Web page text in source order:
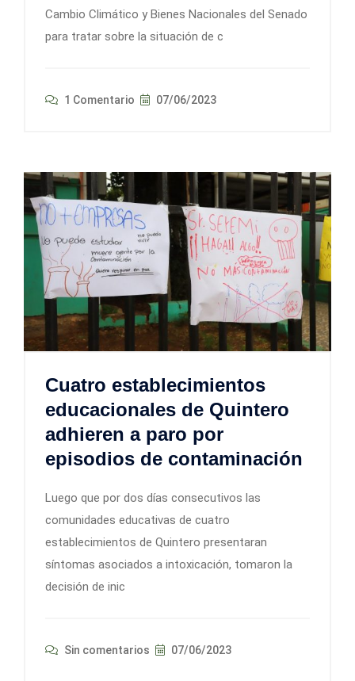
Cambio Climático y Bienes Nacionales del Senado
para tratar sobre la situación de c
1 Comentario 07/06/2023
Cuatro establecimientos
educacionales de Quintero
adhieren a paro por
episodios de contaminación
Luego que por dos días consecutivos las
comunidades educativas de cuatro
establecimientos de Quintero presentaran
síntomas asociados a intoxicación, tomaron la
decisión de inic
Sin comentarios 07/06/2023